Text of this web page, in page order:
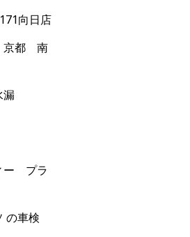
向日店
京都 南
ー プラ
の車検